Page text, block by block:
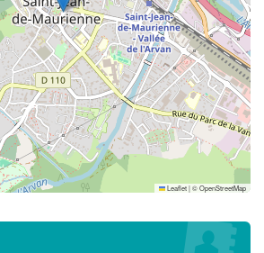
Leaflet|©OpenStreetMap